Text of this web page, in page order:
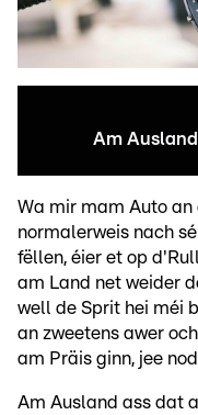
Am
Wa mir mam Auto an
normalerweis nach
fëllen, éier et op
am Land net weider
well de Sprit hei méi
an zweetens awer
am Präis ginn, jee
Am Ausland ass dat